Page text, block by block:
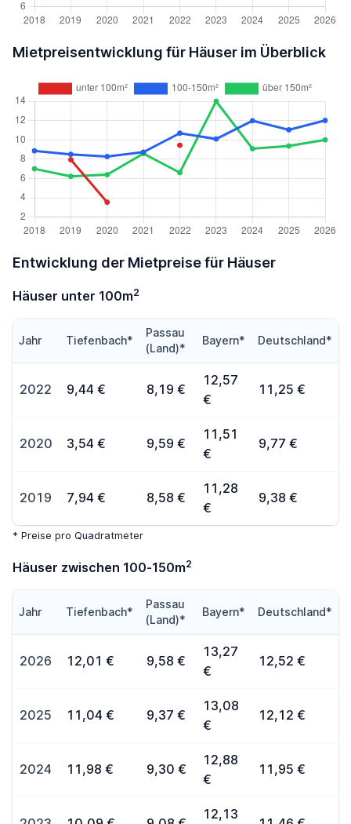
Mietpreisentwicklung für Häuser im Überblick
Entwicklung der Mietpreise für Häuser
Häuser unter 100m2
Jahr Tiefenbach*
Passau
(Land)*
Bayern* Deutschland*
2022 9,44 € 8,19 €
12,57
€
11,25 €
2020 3,54 € 9,59 €
11,51
€
9,77 €
2019 7,94 € 8,58 €
11,28
€
9,38 €
* Preise pro Quadratmeter
Häuser zwischen 100-150m2
Jahr Tiefenbach*
Passau
(Land)*
Bayern* Deutschland*
2026 12,01 € 9,58 €
13,27
€
12,52 €
2025 11,04 € 9,37 €
13,08
€
12,12 €
2024 11,98 € 9,30 €
12,88
€
11,95 €
12,13